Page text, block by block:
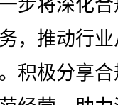
步将深化
，推动行
积极分享